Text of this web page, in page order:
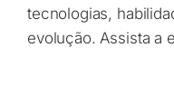
tecnologias,
evolução. Assista a